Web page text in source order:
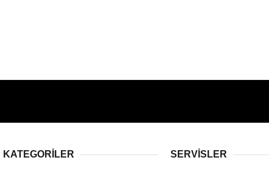
KATEGORİLER SERVİSLER